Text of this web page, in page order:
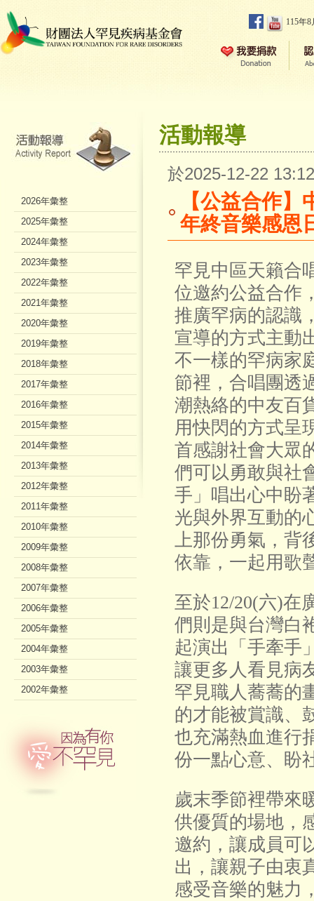
115年
活動報導
於2025-12-22
【公益合作
年終音樂感恩
罕見中區天籟合
位邀約公益合作
推廣罕病的認識
宣導的方式主動
不一樣的罕病家
節裡，合唱團透
潮熱絡的中友百
用快閃的方式呈
首感謝社會大眾
們可以勇敢與社
手」唱出心中盼
光與外界互動的
上那份勇氣，背
依靠，一起用歌
至於12/20(六)在
們則是與台灣白
起演出「手牽手
讓更多人看見病
罕見職人蕎蕎的
的才能被賞識、
也充滿熱血進行
份一點心意、盼
歲末季節裡帶來
供優質的場地，
邀約，讓成員可
出，讓親子由衷
感受音樂的魅力
2026年彙整
2025年彙整
2024年彙整
2023年彙整
2022年彙整
2021年彙整
2020年彙整
2019年彙整
2018年彙整
2017年彙整
2016年彙整
2015年彙整
2014年彙整
2013年彙整
2012年彙整
2011年彙整
2010年彙整
2009年彙整
2008年彙整
2007年彙整
2006年彙整
2005年彙整
2004年彙整
2003年彙整
2002年彙整